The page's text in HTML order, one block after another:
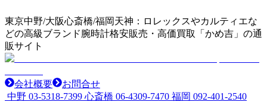
東京中野/大阪心斎橋/福岡天神：ロレックスやカルティエな
どの高級ブランド腕時計格安販売・高価買取「かめ吉」の通
販サイト
会社概要
お問合せ
中野 03-5318-7399 心斎橋 06-4309-7470 福岡 092-401-2540